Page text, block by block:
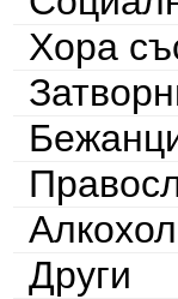
Хора
Други